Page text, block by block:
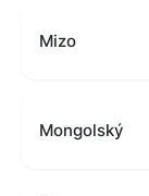
Mizo
Mongolský